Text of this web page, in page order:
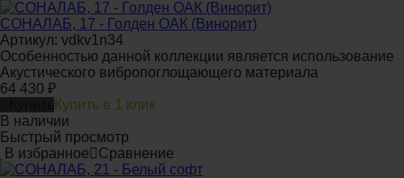
СОНАЛАБ, 17 - Голден ОАК (Винорит)
Артикул: vdkv1n34
Особенностью данной коллекции является использование
Акустического вибропоглощающего материала
64 430 ₽
Купить в 1 клик
В наличии
Быстрый просмотр
В избранное
Сравнение